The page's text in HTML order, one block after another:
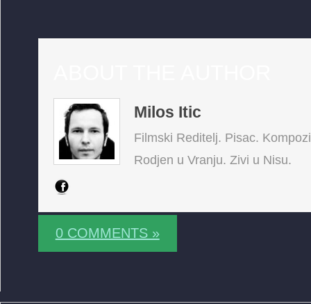
Milos Itic
Filmski Reditelj. Pisac.
Rodjen u Vranju. Zivi u Nisu.
0 COMMENTS »